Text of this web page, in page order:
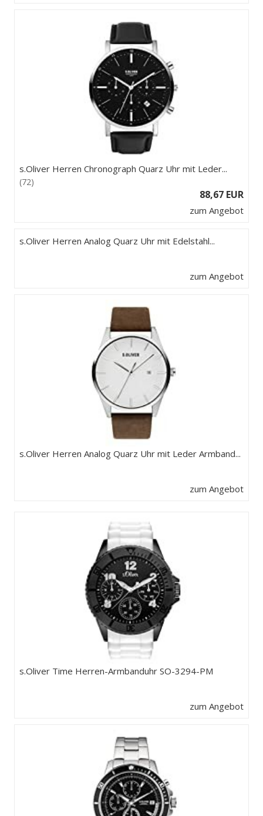
s.Oliver Herren Chronograph Quarz Uhr mit Leder...
(72)
88,67 EUR
zum Angebot
s.Oliver Herren Analog Quarz Uhr mit Edelstahl...
zum Angebot
s.Oliver Herren Analog Quarz Uhr mit Leder Armband...
zum Angebot
s.Oliver Time Herren-Armbanduhr SO-3294-PM
zum Angebot